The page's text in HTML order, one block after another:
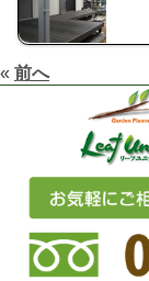
« 前へ